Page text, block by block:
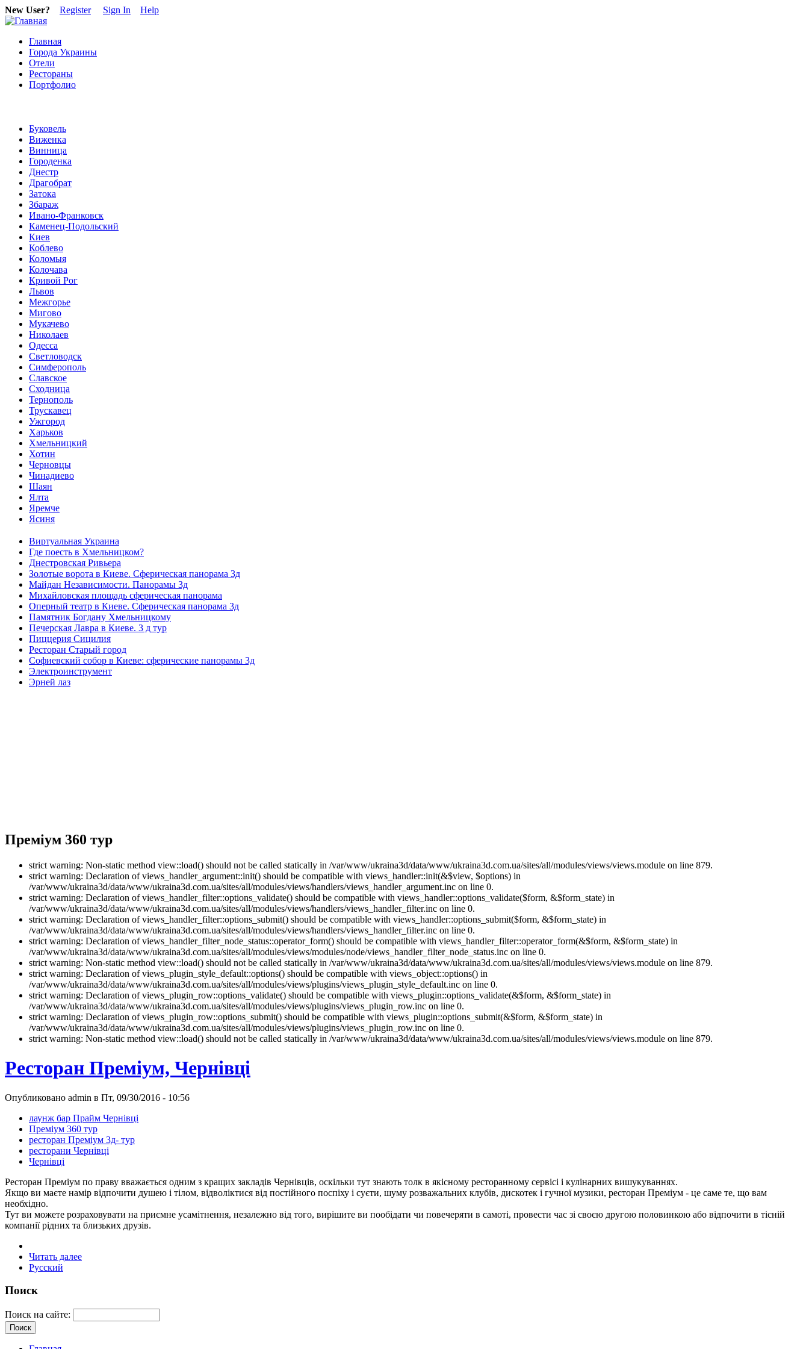
New User? Register Sign In Help
Главная
Города Украины
Отели
Рестораны
Портфолио
Буковель
Виженка
Винница
Городенка
Днестр
Драгобрат
Затока
Збараж
Ивано-Франковск
Каменец-Подольский
Киев
Коблево
Коломыя
Колочава
Кривой Рог
Львов
Межгорье
Мигово
Мукачево
Николаев
Одесса
Светловодск
Симферополь
Славское
Сходница
Тернополь
Трускавец
Ужгород
Харьков
Хмельницкий
Хотин
Черновцы
Чинадиево
Шаян
Ялта
Яремче
Ясиня
Виртуальная Украина
Где поесть в Хмельницком?
Днестровская Ривьера
Золотые ворота в Киеве. Сферическая панорама 3д
Майдан Независимости. Панорамы 3д
Михайловская площадь сферическая панорама
Оперный театр в Киеве. Сферическая панорама 3д
Памятник Богдану Хмельницкому
Печерская Лавра в Киеве. 3 д тур
Пиццерия Сицилия
Ресторан Старый город
Софиевский собор в Киеве: сферические панорамы 3д
Электроинструмент
Эрней лаз
Преміум 360 тур
strict warning: Non-static method view::load() should not be called statically in /var/www/ukraina3d/data/www/ukraina3d.com.ua/sites/all/modules/views/views.module on line 879.
strict warning: Declaration of views_handler_argument::init() should be compatible with views_handler::init(&$view, $options) in
/var/www/ukraina3d/data/www/ukraina3d.com.ua/sites/all/modules/views/handlers/views_handler_argument.inc on line 0.
strict warning: Declaration of views_handler_filter::options_validate() should be compatible with views_handler::options_validate($form, &$form_state) in
/var/www/ukraina3d/data/www/ukraina3d.com.ua/sites/all/modules/views/handlers/views_handler_filter.inc on line 0.
strict warning: Declaration of views_handler_filter::options_submit() should be compatible with views_handler::options_submit($form, &$form_state) in
/var/www/ukraina3d/data/www/ukraina3d.com.ua/sites/all/modules/views/handlers/views_handler_filter.inc on line 0.
strict warning: Declaration of views_handler_filter_node_status::operator_form() should be compatible with views_handler_filter::operator_form(&$form, &$form_state) in
/var/www/ukraina3d/data/www/ukraina3d.com.ua/sites/all/modules/views/modules/node/views_handler_filter_node_status.inc on line 0.
strict warning: Non-static method view::load() should not be called statically in /var/www/ukraina3d/data/www/ukraina3d.com.ua/sites/all/modules/views/views.module on line 879.
strict warning: Declaration of views_plugin_style_default::options() should be compatible with views_object::options() in
/var/www/ukraina3d/data/www/ukraina3d.com.ua/sites/all/modules/views/plugins/views_plugin_style_default.inc on line 0.
strict warning: Declaration of views_plugin_row::options_validate() should be compatible with views_plugin::options_validate(&$form, &$form_state) in
/var/www/ukraina3d/data/www/ukraina3d.com.ua/sites/all/modules/views/plugins/views_plugin_row.inc on line 0.
strict warning: Declaration of views_plugin_row::options_submit() should be compatible with views_plugin::options_submit(&$form, &$form_state) in
/var/www/ukraina3d/data/www/ukraina3d.com.ua/sites/all/modules/views/plugins/views_plugin_row.inc on line 0.
strict warning: Non-static method view::load() should not be called statically in /var/www/ukraina3d/data/www/ukraina3d.com.ua/sites/all/modules/views/views.module on line 879.
Ресторан Преміум, Чернівці
Опубликовано admin в Пт, 09/30/2016 - 10:56
лаунж бар Прайм Чернівці
Преміум 360 тур
ресторан Преміум 3д- тур
ресторани Чернівці
Чернівці
Ресторан Преміум по праву вважається одним з кращих закладів Чернівців, оскільки тут знають толк в якісному ресторанному сервісі і кулінарних вишукуваннях.
Якщо ви маєте намір відпочити душею і тілом, відволіктися від постійного поспіху і суєти, шуму розважальних клубів, дискотек і гучної музики, ресторан Преміум - це саме те, що вам
необхідно.
Тут ви можете розраховувати на приємне усамітнення, незалежно від того, вирішите ви пообідати чи повечеряти в самоті, провести час зі своєю другою половинкою або відпочити в тісній
компанії рідних та близьких друзів.
Читать далее
Русский
Поиск
Поиск на сайте: